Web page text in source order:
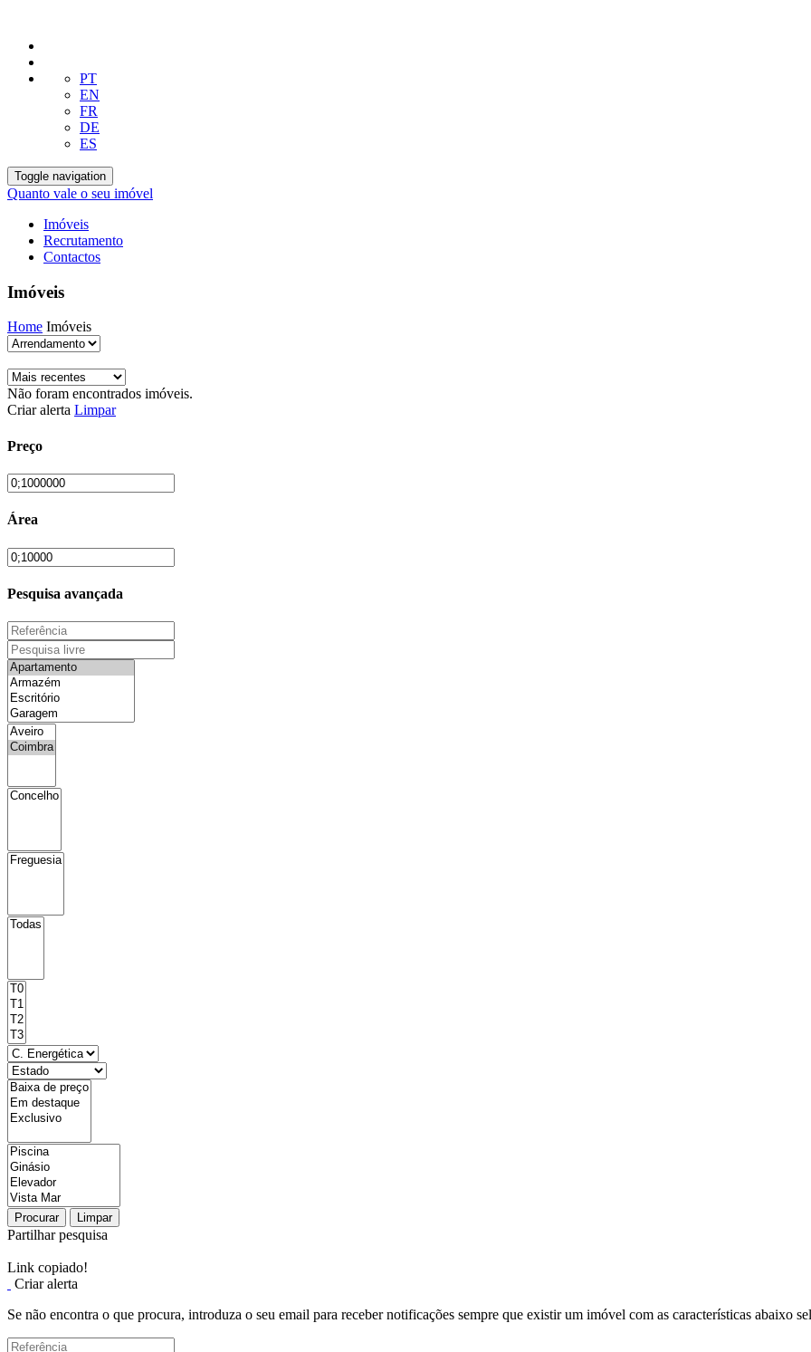
PT
EN
FR
DE
ES
Toggle navigation
Quanto vale o seu imóvel
Imóveis
Recrutamento
Contactos
Imóveis
Home Imóveis
Não foram encontrados imóveis.
Criar alerta Limpar
Preço
Área
Pesquisa avançada
Procurar Limpar
Partilhar pesquisa
Link copiado!
Criar alerta
Se não encontra o que procura, introduza o seu email para receber notificações sempre que existir um imóvel com as características abaixo